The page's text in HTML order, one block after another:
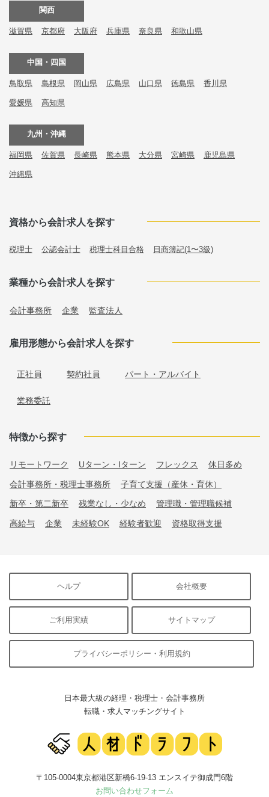
関西
滋賀県 京都府 大阪府 兵庫県 奈良県 和歌山県
中国・四国
鳥取県 島根県 岡山県 広島県 山口県 徳島県 香川県
愛媛県 高知県
九州・沖縄
福岡県 佐賀県 長崎県 熊本県 大分県 宮崎県 鹿児島県
沖縄県
資格から会計求人を探す
税理士 公認会計士 税理士科目合格 日商簿記(1〜3級)
業種から会計求人を探す
会計事務所 企業 監査法人
雇用形態から会計求人を探す
正社員 契約社員 パート・アルバイト
業務委託
特徴から探す
リモートワーク Uターン・Iターン フレックス 休日多め
会計事務所・税理士事務所 子育て支援（産休・育休）
新卒・第二新卒 残業なし・少なめ 管理職・管理職候補
高給与 企業 未経験OK 経験者歓迎 資格取得支援
ヘルプ 会社概要
ご利用実績 サイトマップ
プライバシーポリシー・利用規約
日本最大級の経理・税理士・会計事務所
転職・求人マッチングサイト
〒105-0004東京都港区新橋6-19-13 エンスイテ御成門6階
お問い合わせフォーム